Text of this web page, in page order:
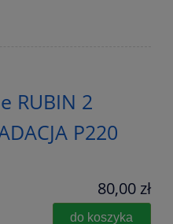
RUBIN 2
P220
80,00 zł
do koszyka